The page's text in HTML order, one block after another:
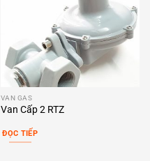
VAN GAS
Van Cấp 2 RTZ
ĐỌC TIẾP